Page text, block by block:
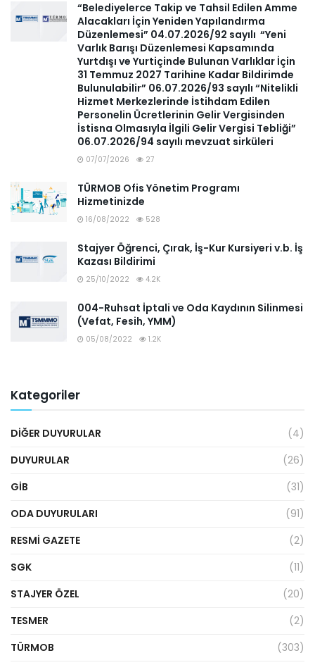
“Belediyelerce Takip ve Tahsil Edilen Amme
Alacakları İçin Yeniden Yapılandırma
Düzenlemesi” 04.07.2026/92 sayılı “Yeni
Varlık Barışı Düzenlemesi Kapsamında
Yurtdışı ve Yurtiçinde Bulunan Varlıklar İçin
31 Temmuz 2027 Tarihine Kadar Bildirimde
Bulunulabilir” 06.07.2026/93 sayılı “Nitelikli
Hizmet Merkezlerinde İstihdam Edilen
Personelin Ücretlerinin Gelir Vergisinden
İstisna Olmasıyla İlgili Gelir Vergisi Tebliği”
06.07.2026/94 sayılı mevzuat sirküleri
07/07/2026 27
TÜRMOB Ofis Yönetim Programı
Hizmetinizde
16/08/2022 528
Stajyer Öğrenci, Çırak, İş-Kur Kursiyeri v.b. İş
Kazası Bildirimi
25/10/2022 4.2K
004-Ruhsat İptali ve Oda Kaydının Silinmesi
(Vefat, Fesih, YMM)
05/08/2022 1.2K
Kategoriler
DIĞER DUYURULAR
(4)
DUYURULAR
(26)
GİB
(31)
ODA DUYURULARI
(91)
RESMI GAZETE
(2)
SGK
(11)
STAJYER ÖZEL
(20)
TESMER
(2)
TÜRMOB
(303)